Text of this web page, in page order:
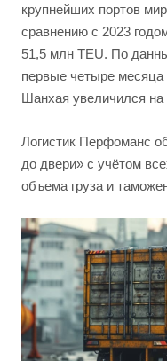
крупнейших портов
сравнению с 2023
51,5 млн TEU. По
первые четыре месяца
Шанхая увеличился на
Логистик Перфоманс
до двери» с учётом
объема груза и